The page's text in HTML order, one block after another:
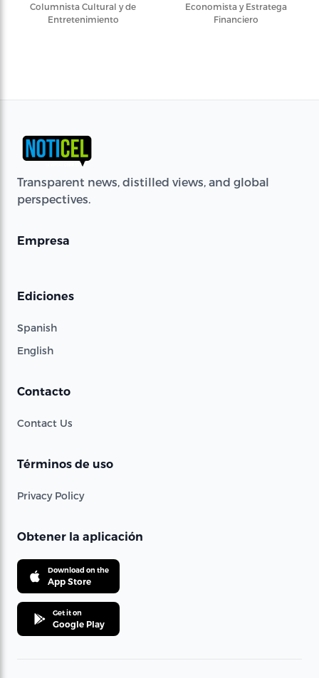
Columnista Cultural y de
Entretenimiento
Economista y Estratega
Financiero
Transparent news, distilled views, and global
perspectives.
Empresa
Ediciones
Spanish
English
Contacto
Contact Us
Términos de uso
Privacy Policy
Obtener la aplicación
Download on the
App Store
Get it on
Google Play